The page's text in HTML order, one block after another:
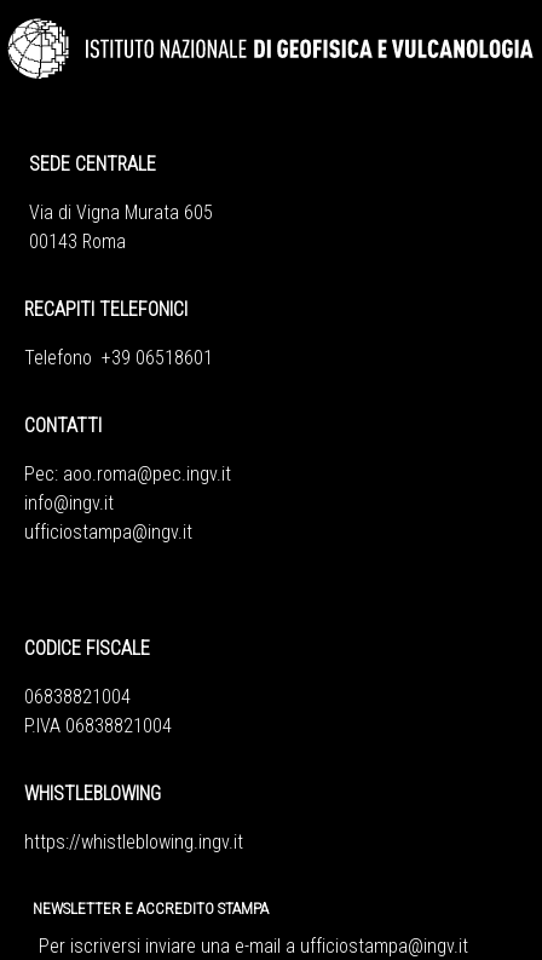
SEDE CENTRALE
Via di Vigna Murata 605
00143 Roma
RECAPITI TELEFONICI
Telefono +39 06518601
CONTATTI
Pec: aoo.roma@pec.ingv.it
info@ingv.it
ufficiostampa@ingv.it
CODICE FISCALE
06838821004
P.IVA 06838821004
WHISTLEBLOWING
https://whistleblowing.ingv.it
NEWSLETTER E ACCREDITO STAMPA
Per iscriversi inviare una e-mail a ufficiostampa@ingv.it